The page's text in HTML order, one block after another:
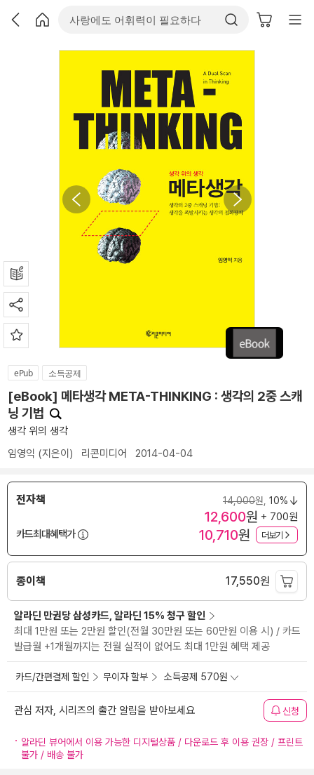
ePub 소득공제
[eBook] 메타생각 META-THINKING : 생각의 2중 스캐
닝 기법
생각 위의 생각
임영익 (지은이) 리콘미디어 2014-04-04
전자책 14,000원, 10%
12,600원 + 700원
카드최대혜택가
10,710원 더보기
종이책 17,550원
알라딘 만권당 삼성카드, 알라딘 15% 청구 할인
최대 1만원 또는 2만원 할인(전월 30만원 또는 60만원 이용 시) / 카드
발급월 +1개월까지는 전월 실적이 없어도 최대 1만원 혜택 제공
카드/간편결제 할인 무이자 할부 소득공제 570원
관심 저자, 시리즈의 출간 알림을 받아보세요 신청
알라딘 뷰어에서 이용 가능한 디지털상품 / 다운로드 후 이용 권장 / 프린트
불가 / 배송 불가